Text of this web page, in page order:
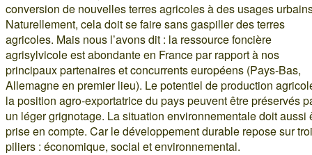
conversion de nouvelles terres agricoles à des usages
Naturellement, cela doit se faire sans gaspiller des terres
agricoles. Mais nous l’avons dit : la ressource foncière
agrisylvicole est abondante en France par rapport à nos
principaux partenaires et concurrents européens (Pays-Bas,
Allemagne en premier lieu). Le potentiel de production
la position agro-exportatrice du pays peuvent être préservés
un léger grignotage. La situation environnementale doit aussi
prise en compte. Car le développement durable repose sur
piliers : économique, social et environnemental.